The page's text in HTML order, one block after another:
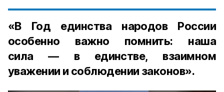
«В Год единства народов России
особенно важно помнить: наша
сила — в единстве, взаимном
уважении и соблюдении законов».